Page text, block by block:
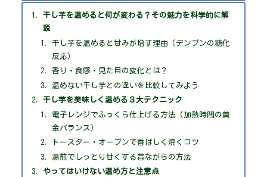
干し芋を温めると何が変わる？その魅力を科学的に解
説
干し芋を温めると甘みが増す理由（デンプンの糖化
反応）
香り・食感・見た目の変化とは？
温めない干し芋との違いを比較してみよう
干し芋を美味しく温める３大テクニック
電子レンジでふっくら仕上げる方法（加熱時間の黄
金バランス）
トースター・オーブンで香ばしく焼くコツ
湯煎でしっとり甘くする昔ながらの方法
やってはいけない温め方と注意点